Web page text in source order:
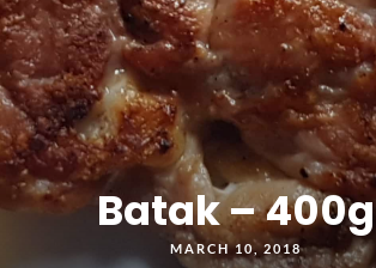
Batak – 400g
MARCH 10, 2018